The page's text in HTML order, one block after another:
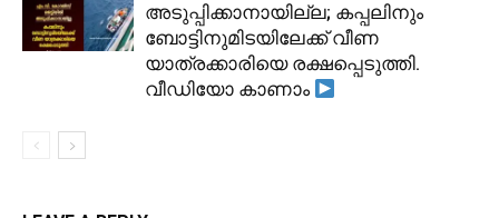
അടുപ്പിക്കാനായില്ല; കപ്പലിനും
ബോട്ടിനുമിടയിലേക്ക് വീണ
യാത്രക്കാരിയെ രക്ഷപ്പെടുത്തി.
വീഡിയോ കാണാം